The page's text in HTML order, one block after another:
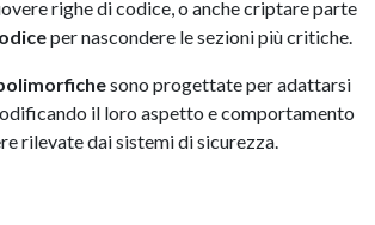
righe di codice, o anche criptare parte
per nascondere le sezioni più critiche.
sono progettate per adattarsi
il loro aspetto e comportamento
rilevate dai sistemi di sicurezza.